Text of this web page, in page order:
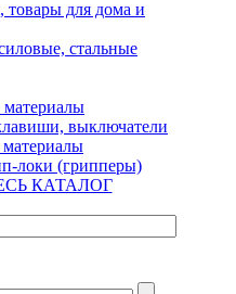
товары для дома и
стальные
выключатели
локи (грипперы)
КАТАЛОГ